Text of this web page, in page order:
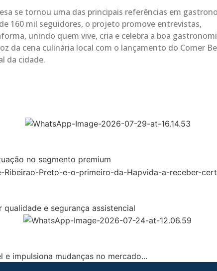
se tornou uma das principais referências em
160 mil seguidores, o projeto promove entrevistas,
unindo quem vive, cria e celebra a boa
da cena culinária local com o lançamento do Comer
da cidade.
no segmento premium
e segurança assistencial
impulsiona mudanças no mercado...